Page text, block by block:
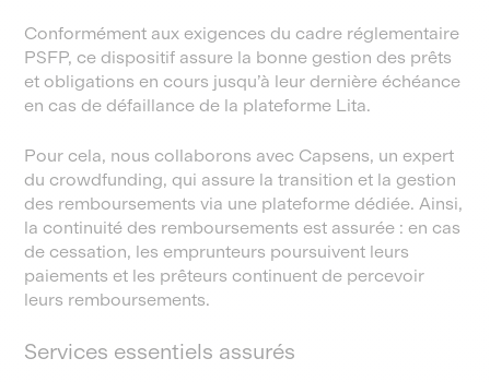
Conformément aux exigences du cadre réglementaire
PSFP, ce dispositif assure la bonne gestion des prêts
et obligations en cours jusqu’à leur dernière échéance
en cas de défaillance de la plateforme Lita.
Pour cela, nous collaborons avec Capsens, un expert
du crowdfunding, qui assure la transition et la gestion
des remboursements via une plateforme dédiée. Ainsi,
la continuité des remboursements est assurée : en cas
de cessation, les emprunteurs poursuivent leurs
paiements et les prêteurs continuent de percevoir
leurs remboursements.
Services essentiels assurés